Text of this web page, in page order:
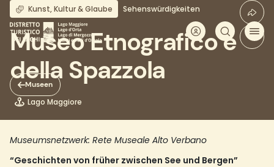
Direkt
zum
Inhalt
Museen
Kunst, Kultur & Glaube Sehenswürdigkeiten
Museo Etnografico e
della Spazzola
Lago Maggiore
Museumsnetzwerk: Rete Museale Alto Verbano
“Geschichten von früher zwischen See und Bergen”